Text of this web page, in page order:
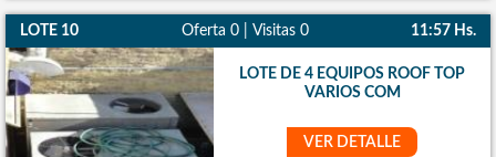
LOTE 10 Oferta 0 | Visitas 0 11:57 Hs.
LOTE DE 4 EQUIPOS ROOF TOP
VARIOS COM
VER DETALLE